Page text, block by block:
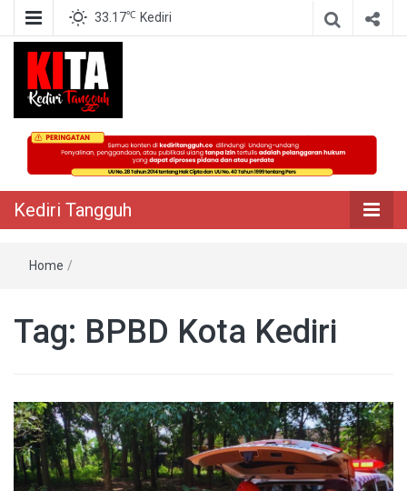
33.17℃ Kediri
Kediri Tangguh
Berita Akurat Terpercaya
Kediri Tangguh
Home /
Tag: BPBD Kota Kediri